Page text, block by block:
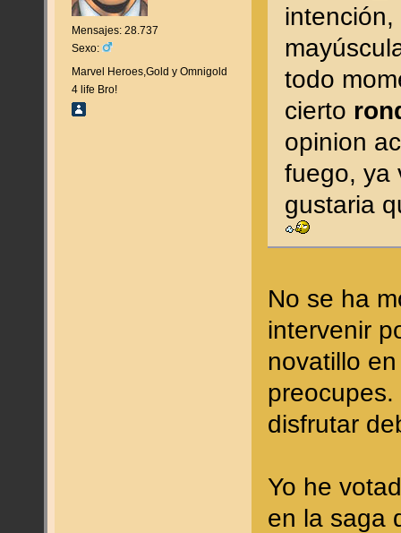
Mensajes: 28.737
Sexo:
Marvel Heroes,Gold y Omnigold
4 life Bro!
todo
cierto
opinion
fuego, ya
gustaria
No se ha
intervenir
novatillo
disfrutar
Yo he
en la saga